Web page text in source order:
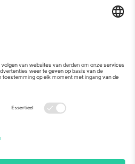
UAE Dubai Silicon Oasis, DDP
Building A1, Office 302, Dubai,
van het platform kan
de specifieke pagina van het